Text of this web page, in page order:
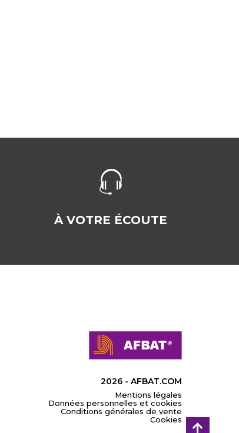
À VOTRE ÉCOUTE
2026 - AFBAT.COM
Mentions légales
Données personnelles et cookies
Conditions générales de vente
Cookies